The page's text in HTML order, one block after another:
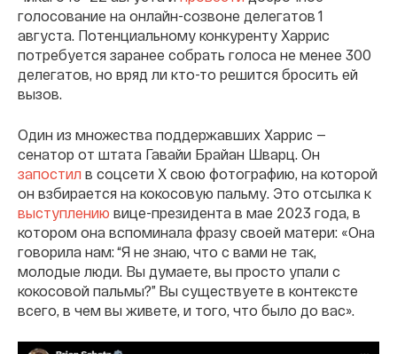
голосование на онлайн-созвоне делегатов 1
августа. Потенциальному конкуренту Харрис
потребуется заранее собрать голоса не менее 300
делегатов, но вряд ли кто-то решится бросить ей
вызов.
Один из множества поддержавших Харрис —
сенатор от штата Гавайи Брайан Шварц. Он
запостил в соцсети X свою фотографию, на которой
он взбирается на кокосовую пальму. Это отсылка к
выступлению вице-президента в мае 2023 года, в
котором она вспоминала фразу своей матери: «Она
говорила нам: “Я не знаю, что с вами не так,
молодые люди. Вы думаете, вы просто упали с
кокосовой пальмы?” Вы существуете в контексте
всего, в чем вы живете, и того, что было до вас».